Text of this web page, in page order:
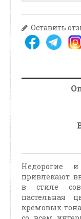
Оставить
Недорогие
привлекают
в стиле
пастельная
кремовых